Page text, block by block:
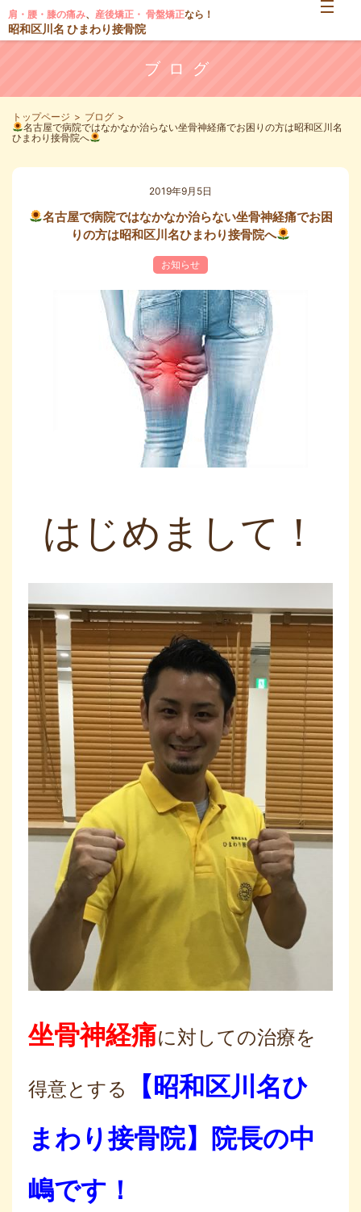
肩・腰・膝の痛み、 産後矯正・ 骨盤矯正なら！
昭和区川名 ひまわり接骨院
ブログ
トップページ
ブログ
名古屋で病院ではなかなか治らない坐骨神経痛でお困りの方は昭和区川名
ひまわり接骨院へ
2019年9月5日
名古屋で病院ではなかなか治らない坐骨神経痛でお困
りの方は昭和区川名ひまわり接骨院へ
お知らせ
はじめまして！
坐骨神経痛に対しての治療を
得意とする
【昭和区川名ひ
まわり接骨院】院長の中
嶋です！